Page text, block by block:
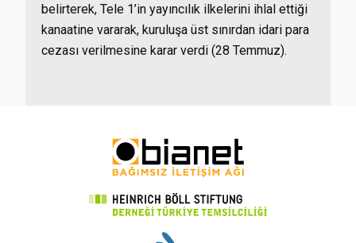
belirterek, Tele 1’in yayıncılık ilkelerini ihlal ettiği
kanaatine vararak, kuruluşa üst sınırdan idari para
cezası verilmesine karar verdi (28 Temmuz).